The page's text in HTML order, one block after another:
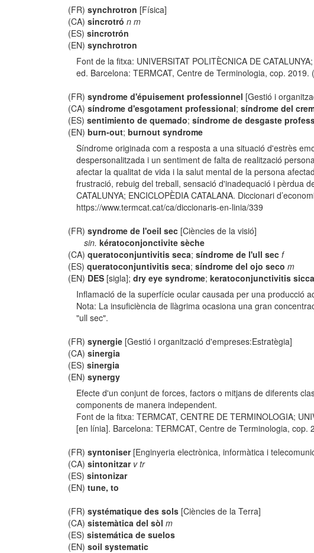
(FR)synchrotron [Física]
(CA)sincrotró n m
(ES)sincrotrón
(EN)synchrotron
Font de la fitxa: UNIVERSITAT POLITÈCNICA DE
ed. Barcelona: TERMCAT, Centre de Terminologia, cop.
(FR)syndrome d'épuisement professionnel [Gestió i
(CA)síndrome d'esgotament professional;síndrome del
(ES)sentimiento de quemado;síndrome de desgaste
(EN)burn-out;burnout syndrome
Síndrome originada com a resposta a una situació d'estrès
despersonalitzada i un sentiment de falta de realització
afectar la qualitat de vida i la salut mental de la persona
frustració, rebuig del treball, sensació d'inadequació i pèrdua
CATALUNYA; ENCICLOPÈDIA CATALANA. Diccionari
https://www.termcat.cat/ca/diccionaris-en-linia/339
(FR)syndrome de l'oeil sec [Ciències de la visió]
sin. kératoconjonctivite sèche
(CA)queratoconjuntivitis seca;síndrome de l'ull sec f
(ES)queratoconjuntivitis seca;síndrome del ojo seco m
(EN) DES [sigla];dry eye syndrome;keratoconjunctivitis sicca
Inflamació de la superfície ocular causada per una producció
Nota: La insuficiència de llàgrima ocasiona una gran
"ull sec".
(FR)synergie [Gestió i organització d'empreses:Estratègia]
(CA)sinergia
(ES)sinergia
(EN)synergy
Efecte d'un conjunt de forces, factors o mitjans de diferents
components de manera independent.
Font de la fitxa: TERMCAT, CENTRE DE TERMINOLOGIA;
[en línia]. Barcelona: TERMCAT, Centre de Terminologia,
(FR)syntoniser[Enginyeria electrònica, informàtica i
(CA)sintonitzar v tr
(ES)sintonizar
(EN)tune, to
(FR)systématique des sols [Ciències de la Terra]
(CA)sistemàtica del sòl m
(ES)sistemática de suelos
(EN)soil systematic